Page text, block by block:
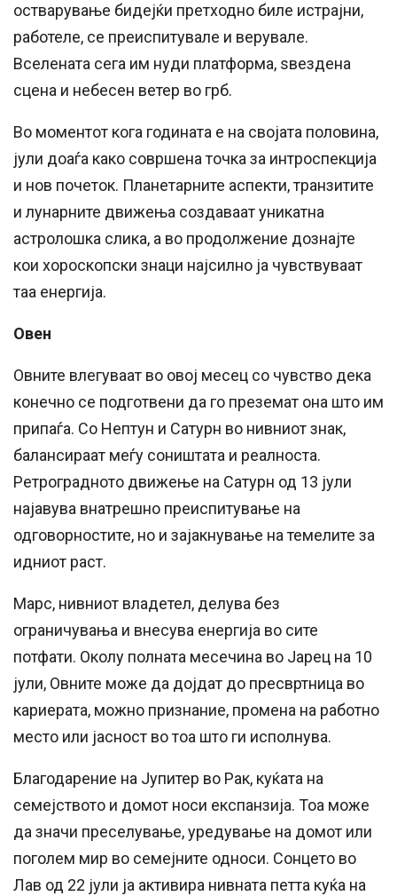
остварување бидејќи претходно биле истрајни,
работеле, се преиспитувале и верувале.
Вселената сега им нуди платформа, ѕвездена
сцена и небесен ветер во грб.
Во моментот кога годината е на својата половина,
јули доаѓа како совршена точка за интроспекција
и нов почеток. Планетарните аспекти, транзитите
и лунарните движења создаваат уникатна
астролошка слика, а во продолжение дознајте
кои хороскопски знаци најсилно ја чувствуваат
таа енергија.
Овен
Овните влегуваат во овој месец со чувство дека
конечно се подготвени да го преземат она што им
припаѓа. Со Нептун и Сатурн во нивниот знак,
балансираат меѓу соништата и реалноста.
Ретроградното движење на Сатурн од 13 јули
најавува внатрешно преиспитување на
одговорностите, но и зајакнување на темелите за
идниот раст.
Марс, нивниот владетел, делува без
ограничувања и внесува енергија во сите
потфати. Околу полната месечина во Јарец на 10
јули, Овните може да дојдат до пресвртница во
кариерата, можно признание, промена на работно
место или јасност во тоа што ги исполнува.
Благодарение на Јупитер во Рак, куќата на
семејството и домот носи експанзија. Тоа може
да значи преселување, уредување на домот или
поголем мир во семејните односи. Сонцето во
Лав од 22 јули ја активира нивната петта куќа на